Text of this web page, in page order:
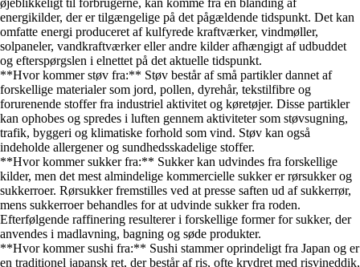
energikilder, der er tilgængelige på det pågældende tidspunkt. Det kan
omfatte energi produceret af kulfyrede kraftværker, vindmøller,
solpaneler, vandkraftværker eller andre kilder afhængigt af udbuddet
og efterspørgslen i elnettet på det aktuelle tidspunkt.
**Hvor kommer støv fra:** Støv består af små partikler dannet af
forskellige materialer som jord, pollen, dyrehår, tekstilfibre og
forurenende stoffer fra industriel aktivitet og køretøjer. Disse partikler
kan ophobes og spredes i luften gennem aktiviteter som støvsugning,
trafik, byggeri og klimatiske forhold som vind. Støv kan også
indeholde allergener og sundhedsskadelige stoffer.
**Hvor kommer sukker fra:** Sukker kan udvindes fra forskellige
kilder, men det mest almindelige kommercielle sukker er rørsukker og
sukkerroer. Rørsukker fremstilles ved at presse saften ud af sukkerrør,
mens sukkerroer behandles for at udvinde sukker fra roden.
Efterfølgende raffinering resulterer i forskellige former for sukker, der
anvendes i madlavning, bagning og søde produkter.
**Hvor kommer sushi fra:** Sushi stammer oprindeligt fra Japan og er
en traditionel japansk ret, der består af ris, ofte krydret med risvineddik,